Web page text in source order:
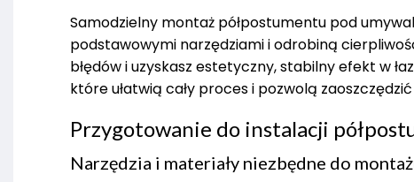
Samodzielny montaż półpostumentu pod
podstawowymi narzędziami i odrobiną
błędów i uzyskasz estetyczny, stabilny efekt w
które ułatwią cały proces i pozwolą
Przygotowanie do instalacji
Narzędzia i materiały niezbędne do